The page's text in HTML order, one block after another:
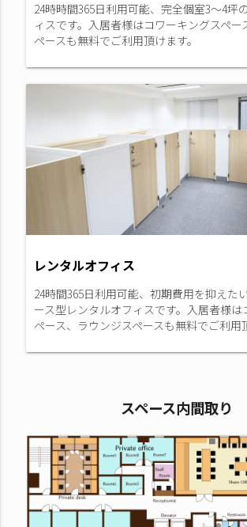
24時時間365日利用可能、完全個室3～4坪
ィスです。入居者様はコワーキングスペー
ペースも無料でご利用頂けます。
レンタルオフィス
24時間365日利用可能、初期費用を抑えた
ース型レンタルオフィスです。入居者様は
ペース、ラウンジスペースも無料でご利用
スペース内間取り